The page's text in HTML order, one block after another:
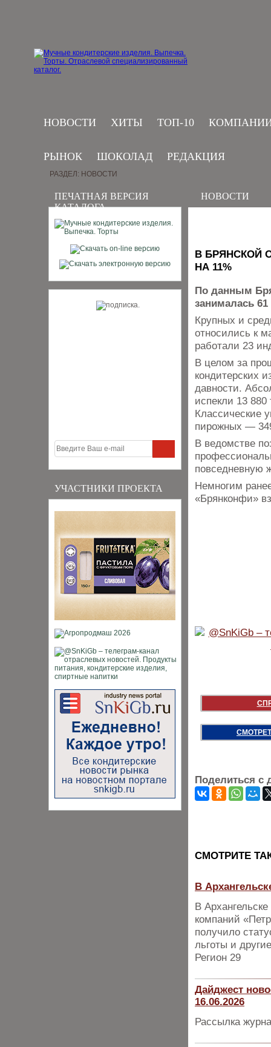
НОВОСТИ ХИТЫ ТОП-10
РЫНОК ШОКОЛАД РЕДАКЦИЯ
ПЕЧАТНАЯ ВЕРСИЯ
КАТАЛОГА
УЧАСТНИКИ ПРОЕКТА
РАЗДЕЛ: НОВОСТИ
НОВОСТИ
В БРЯНСКОЙ
НА 11%
По данным
занималась 61
Крупных и
относились к
работали 23
В целом за
кондитерских
давности.
испекли 13
Классические
пирожных —
В ведомстве
повседневную
Немногим
«Брянконфи»
Поделиться с
CМОТРИТЕ
В
В
компаний
получило
льготы и
Регион 29
Дайджест
16.06.2026
Рассылка